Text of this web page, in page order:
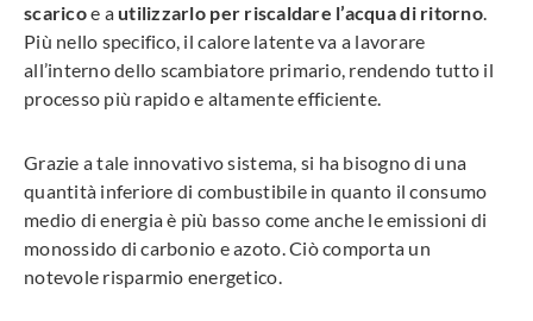
scaricoe a utilizzarlo per riscaldare l’acqua di ritorno.
Più nello specifico, il calore latente va a lavorare
all’interno dello scambiatore primario, rendendo tutto il
processo più rapido e altamente efficiente.
Grazie a tale innovativo sistema, si ha bisogno di una
quantità inferiore di combustibile in quanto il consumo
medio di energia è più basso come anche le emissioni di
monossido di carbonio e azoto. Ciò comporta un
notevole risparmio energetico.